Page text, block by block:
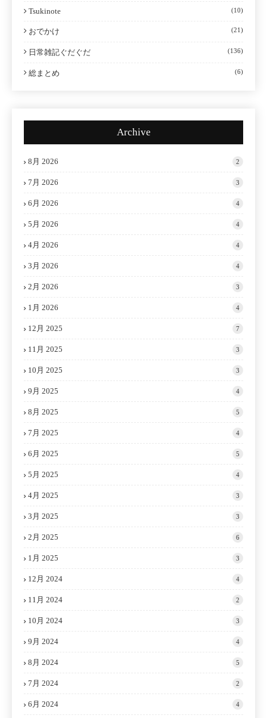
Tsukinote (10)
おでかけ (21)
日常雑記ぐだぐだ (136)
総まとめ (6)
Archive
8月 2026 2
7月 2026 3
6月 2026 4
5月 2026 4
4月 2026 4
3月 2026 4
2月 2026 3
1月 2026 4
12月 2025 7
11月 2025 3
10月 2025 3
9月 2025 4
8月 2025 5
7月 2025 4
6月 2025 5
5月 2025 4
4月 2025 3
3月 2025 3
2月 2025 6
1月 2025 3
12月 2024 4
11月 2024 2
10月 2024 3
9月 2024 4
8月 2024 5
7月 2024 2
6月 2024 4